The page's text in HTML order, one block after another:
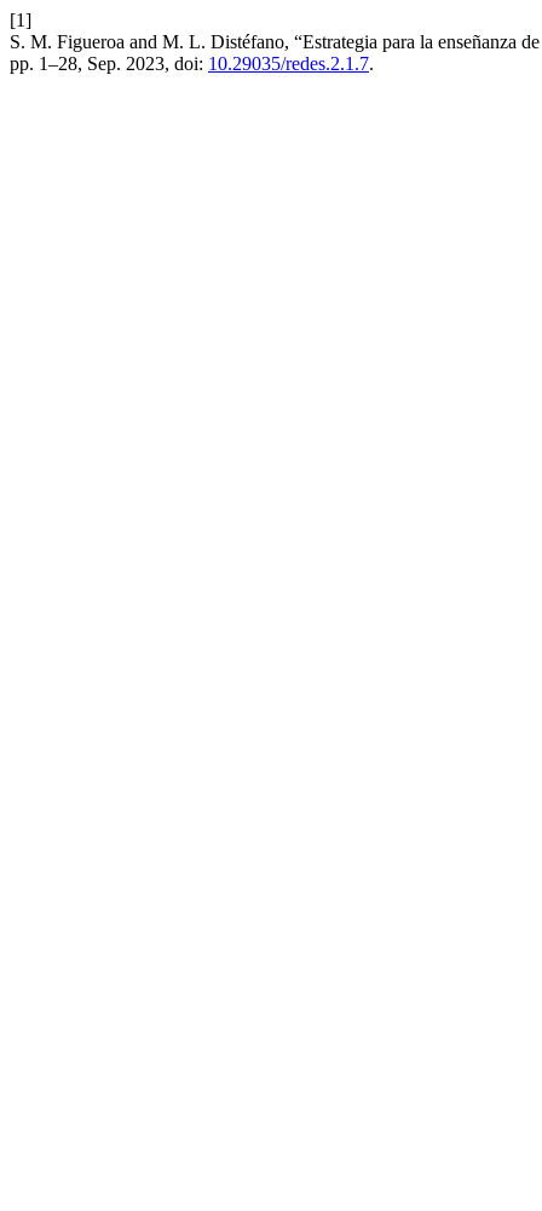
[1]
S. M. Figueroa and M. L. Distéfano, “Estrategia para la enseñanza
pp. 1–28, Sep. 2023, doi: 10.29035/redes.2.1.7.